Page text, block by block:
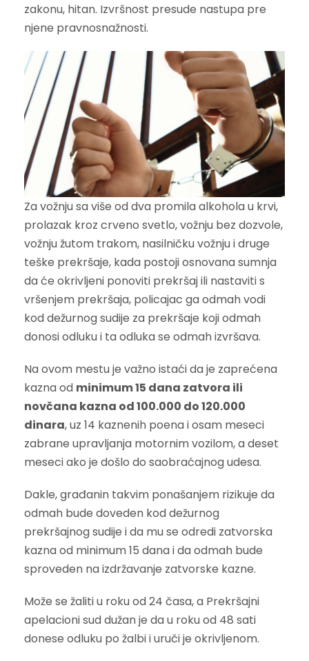
zakonu, hitan. Izvršnost presude nastupa pre
njene pravnosnažnosti.
Za vožnju sa više od dva promila alkohola u krvi,
prolazak kroz crveno svetlo, vožnju bez dozvole,
vožnju žutom trakom, nasilničku vožnju i druge
teške prekršaje, kada postoji osnovana sumnja
da će okrivljeni ponoviti prekršaj ili nastaviti s
vršenjem prekršaja, policajac ga odmah vodi
kod dežurnog sudije za prekršaje koji odmah
donosi odluku i ta odluka se odmah izvršava.
Na ovom mestu je važno istaći da je zaprećena
kazna od minimum 15 dana zatvora ili
novčana kazna od 100.000 do 120.000
dinara, uz 14 kaznenih poena i osam meseci
zabrane upravljanja motornim vozilom, a deset
meseci ako je došlo do saobraćajnog udesa.
Dakle, građanin takvim ponašanjem rizikuje da
odmah bude doveden kod dežurnog
prekršajnog sudije i da mu se odredi zatvorska
kazna od minimum 15 dana i da odmah bude
sproveden na izdržavanje zatvorske kazne.
Može se žaliti u roku od 24 časa, a Prekršajni
apelacioni sud dužan je da u roku od 48 sati
donese odluku po žalbi i uruči je okrivljenom.